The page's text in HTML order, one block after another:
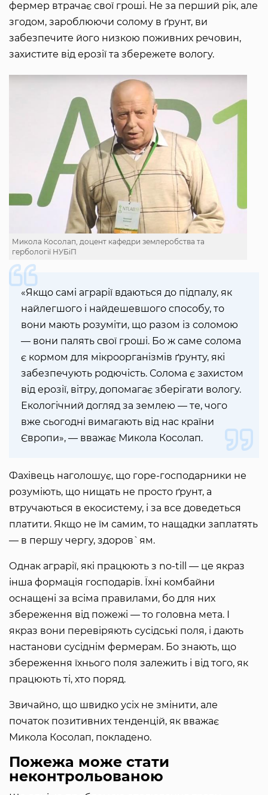
фермер втрачає свої гроші. Не за перший рік, але
згодом, зароблюючи солому в ґрунт, ви
забезпечите його низкою поживних речовин,
захистите від ерозії та збережете вологу.
Микола Косолап, доцент кафедри землеробства та
гербології НУБіП
«Якщо самі аграрії вдаються до підпалу, як
найлегшого і найдешевшого способу, то
вони мають розуміти, що разом із соломою
— вони палять свої гроші. Бо ж саме солома
є кормом для мікроорганізмів ґрунту, які
забезпечують родючість. Солома є захистом
від ерозії, вітру, допомагає зберігати вологу.
Екологічний догляд за землею — те, чого
вже сьогодні вимагають від нас країни
Європи», — вважає Микола Косолап.
Фахівець наголошує, що горе-господарники не
розуміють, що нищать не просто ґрунт, а
втручаються в екосистему, і за все доведеться
платити. Якщо не їм самим, то нащадки заплатять
— в першу чергу, здоров`ям.
Однак аграрії, які працюють з no-till — це якраз
інша формація господарів. Їхні комбайни
оснащені за всіма правилами, бо для них
збереження від пожежі — то головна мета. І
якраз вони перевіряють сусідські поля, і дають
настанови сусіднім фермерам. Бо знають, що
збереження їхнього поля залежить і від того, як
працюють ті, хто поряд.
Звичайно, що швидко усіх не змінити, але
початок позитивних тенденцій, як вважає
Микола Косолап, покладено.
Пожежа може стати
неконтрольованою